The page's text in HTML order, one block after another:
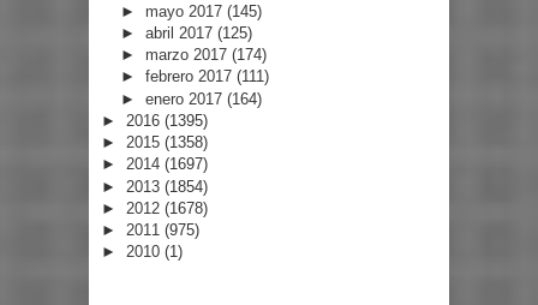
► mayo 2017 (145)
► abril 2017 (125)
► marzo 2017 (174)
► febrero 2017 (111)
► enero 2017 (164)
► 2016 (1395)
► 2015 (1358)
► 2014 (1697)
► 2013 (1854)
► 2012 (1678)
► 2011 (975)
► 2010 (1)